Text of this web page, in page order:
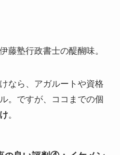
藤塾行政書士の醍醐味。
なら、アガルートや資格
。ですが、ココまでの個
。